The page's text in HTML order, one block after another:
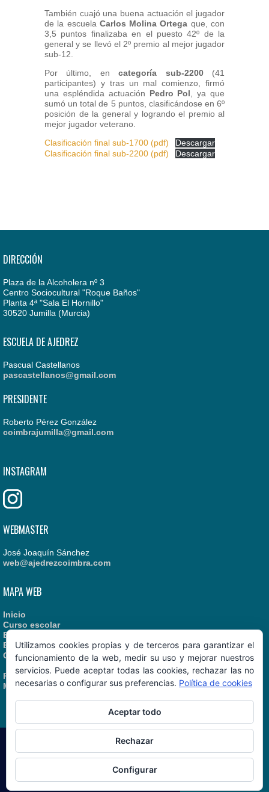
También cuajó una buena actuación el jugador
de la escuela Carlos Molina Ortega que, con
3,5 puntos finalizaba en el puesto 42º de la
general y se llevó el 2º premio al mejor jugador
sub-12.
Por último, encategoría sub-2200(41
participantes) y tras un mal comienzo, firmó
una espléndida actuación Pedro Pol , ya que
sumó un total de 5 puntos, clasificándose en 6º
posición de la general y logrando el premio al
mejor jugador veterano.
Clasificación final sub-1700 (pdf)
Descargar
Clasificación final sub-2200 (pdf)
Descargar
DIRECCIÓN
Plaza de la Alcoholera nº 3
Centro Sociocultural "Roque Baños"
Planta 4ª "Sala El Hornillo"
30520 Jumilla (Murcia)
ESCUELA DE AJEDREZ
Pascual Castellanos
pascastellanos@gmail.com
PRESIDENTE
Roberto Pérez González
coimbrajumilla@gmail.com
INSTAGRAM
WEBMASTER
José Joaquín Sánchez
web@ajedrezcoimbra.com
MAPA WEB
Inicio
Curso escolar
Estatutos
Enlaces recomendados
Contacto
Política de Cookies
Manual de Identidad
AjedrezCoimbra.com
© 06/08/2026
Utilizamos cookies propias y de terceros para garantizar el
funcionamiento de la web, medir su uso y mejorar nuestros
servicios. Puede aceptar todas las cookies, rechazar las no
necesarias o configurar sus preferencias. Política de cookies
Aceptar todo
Rechazar
Configurar